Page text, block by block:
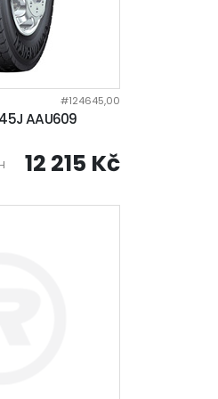
#124645,00
AAU609
12 215 Kč